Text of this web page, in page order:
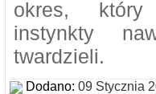
okres, który
instynkty
twardzieli.
Dodano: 09 Stycznia